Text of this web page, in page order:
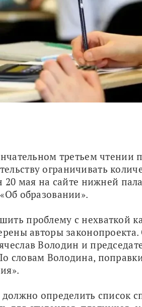
третьем чтении
ограничивать
20 мая на сайте нижней
образовании».
проблему с нехваткой
авторы
Володин и
словам Володина,
определить список